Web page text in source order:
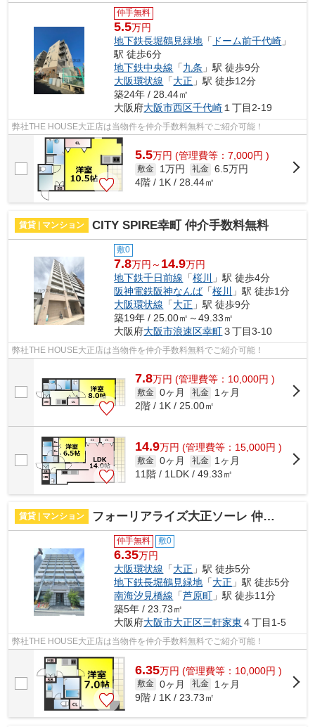
仲手無料
5.5万円
地下鉄長堀鶴見緑地 「 ドーム前千代崎 」
駅 徒歩6分
地下鉄中央線 「九条 」駅 徒歩9分
大阪環状線 「大正 」駅 徒歩12分
築24年 / 28.44㎡
大阪府大阪市西区千代崎 １丁目2-19
弊社THE HOUSE大正店は当物件を仲介手数料無料でご紹介可能！
5.5万円 (管理費等：7,000円 )
敷金 1万円 礼金 6.5万円
4階 / 1K / 28.44㎡
賃貸 | マンション CITY SPIRE幸町 仲介手数料無料
敷0
7.8万円～ 14.9万円
地下鉄千日前線 「桜川 」駅 徒歩4分
阪神電鉄阪神なんば「桜川 」駅 徒歩1分
大阪環状線 「大正 」駅 徒歩9分
築19年 / 25.00㎡～49.33㎡
大阪府大阪市浪速区幸町３丁目3-10
弊社THE HOUSE大正店は当物件を仲介手数料無料でご紹介可能！
7.8万円 (管理費等：10,000円 )
敷金 0ヶ月 礼金
1ヶ月
2階 / 1K / 25.00㎡
14.9万円 (管理費等：15,000円 )
敷金 0ヶ月 礼金
1ヶ月
11階 / 1LDK / 49.33㎡
賃貸 | マンション フォーリアライズ大正ソーレ 仲介手数料無料
仲手無料 敷0
6.35万円
大阪環状線 「大正 」駅 徒歩5分
地下鉄長堀鶴見緑地 「大正 」駅 徒歩5分
南海汐見橋線 「芦原町 」駅 徒歩11分
築5年 / 23.73㎡
大阪府大阪市大正区三軒家東 ４丁目1-5
弊社THE HOUSE大正店は当物件を仲介手数料無料でご紹介可能！
6.35万円 (管理費等：10,000円 )
敷金 0ヶ月 礼金
1ヶ月
9階 / 1K / 23.73㎡